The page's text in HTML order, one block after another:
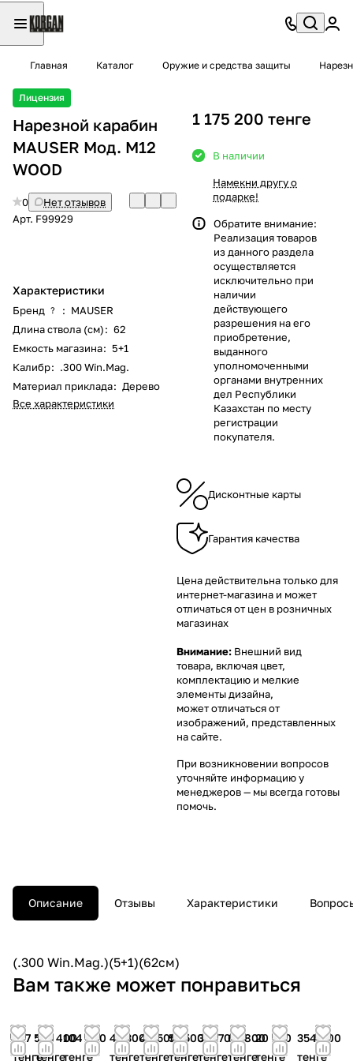
Главная Каталог Оружие и средства защиты
Лицензия
Нарезной карабин
MAUSER Moд. M12
WOOD
0
Нет отзывов
Арт. F99929
Характеристики
Бренд ? : MAUSER
Длина ствола (см): 62
Емкость магазина: 5+1
Калибр: .300 Win.Mag.
Материал приклада: Дерево
Все характеристики
1 175 200 тенге
В наличии
Намекни другу о
подарке!
Обратите внимание:
Реализация товаров
из данного раздела
осуществляется
исключительно при
наличии
действующего
разрешения на его
приобретение,
выданного
уполномоченными
органами внутренних
дел Республики
Казахстан по месту
регистрации
покупателя.
Дисконтные карты
Гарантия качества
Цена действительна только для
интернет-магазина и может
отличаться от цен в розничных
магазинах
Внимание: Внешний вид
товара, включая цвет,
комплектацию и мелкие
элементы дизайна,
может отличаться от
изображений, представленных
на сайте.
При возникновении вопросов
уточняйте информацию у
менеджеров— мы всегда готовы
помочь.
Описание Отзывы Характеристики
(.300 Win.Mag.)(5+1)(62см)
Вам также может понравиться
107 500
тенге
121 400
тенге
104 200
тенге
47 300
тенге
49 500
тенге
51 500
тенге
37 170
тенге
65 800
тенге
20 100
тенге
354 000
тенге